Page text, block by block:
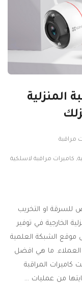
المنزلية
مراقبة
, كاميرات مراقبة لاسلكية
للسرقة او التخريب
الخارجية في توفير
موقع الشبكة العلمية
العملاء. ما هي افضل
كاميرات المراقبة
من عمليات …